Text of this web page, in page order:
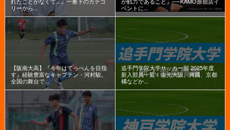
リーから...
ベントに...
【阪南大高】『今年はてっぺんを目指
す』経験豊富なキャプテン・河村駿。
全国の舞台で...
追手門学院大学サッカー部 2025年度
新入部員一覧！金光大阪、興國、京都
橘などか...